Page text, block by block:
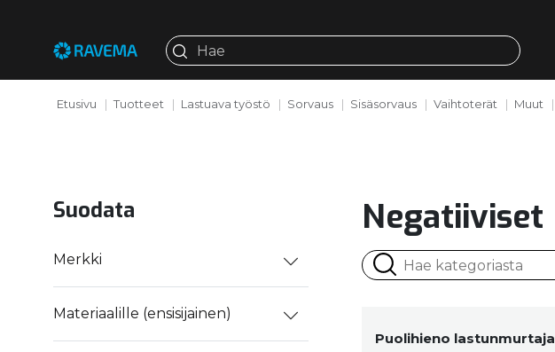
Etusivu Tuotteet Lastuava työstö Sorvaus Sisäsorvaus Vaihtoterät Muut
Suodata
Merkki
Materiaalille (ensisijainen)
Negatiiviset
Puolihieno lastunmurtaja